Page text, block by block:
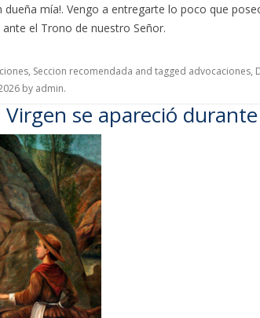
mía!. Vengo a entregarte lo poco que
el Trono de nuestro Señor.
, Seccion recomendada and tagged advocaciones,
by admin.
Virgen se apareció